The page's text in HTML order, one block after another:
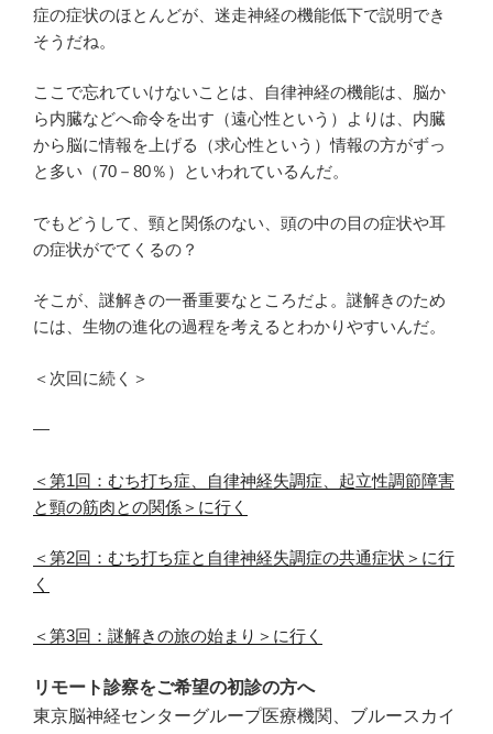
症の症状のほとんどが、迷走神経の機能低下で説明でき
そうだね。
ここで忘れていけないことは、自律神経の機能は、脳か
ら内臓などへ命令を出す（遠心性という）よりは、内臓
から脳に情報を上げる（求心性という）情報の方がずっ
と多い（70－80％）といわれているんだ。
でもどうして、頸と関係のない、頭の中の目の症状や耳
の症状がでてくるの？
そこが、謎解きの一番重要なところだよ。謎解きのため
には、生物の進化の過程を考えるとわかりやすいんだ。
＜次回に続く＞
—
＜第1回：むち打ち症、自律神経失調症、起立性調節障害
と頸の筋肉との関係＞に行く
＜第2回：むち打ち症と自律神経失調症の共通症状＞に行
く
＜第3回：謎解きの旅の始まり＞に行く
リモート診察をご希望の初診の方へ
東京脳神経センターグループ医療機関、ブルースカイ